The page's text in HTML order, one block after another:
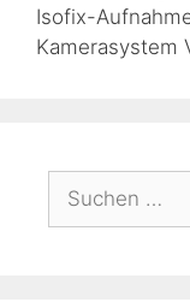
Isofix-
Kamerasystem